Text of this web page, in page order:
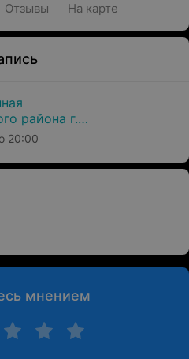
Отзывы На карте
района г.
20:00
мнением